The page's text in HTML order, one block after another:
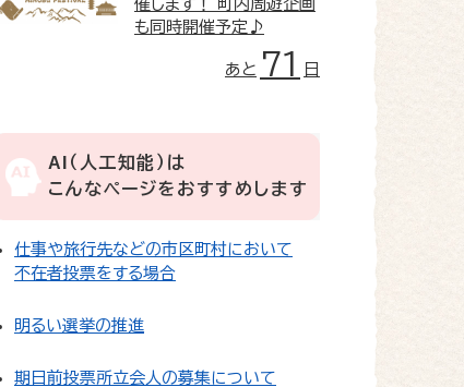
催します！ 町内周遊企画
も同時開催予定♪
あと 71 日
AI（人工知能）は
こんなページをおすすめします
仕事や旅行先などの市区町村において
不在者投票をする場合
明るい選挙の推進
期日前投票所立会人の募集について